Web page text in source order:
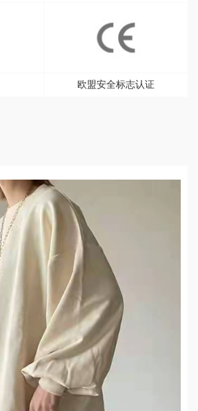
欧盟安全标志认证